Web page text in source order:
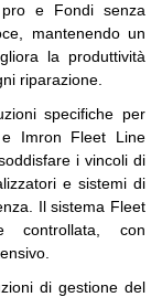
e Fondi senza
mantenendo un
la produttività
riparazione.
specifiche per
e Imron Fleet Line
i vincoli di
e sistemi di
Il sistema Fleet
controllata, con
di gestione del